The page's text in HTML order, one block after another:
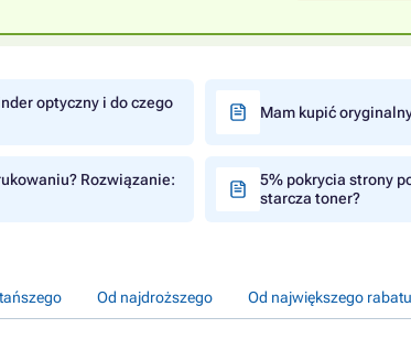
optyczny i do czego
Mam kupić
Rozwiązanie:
5% pokrycia strony
starcza toner?
Od najdroższego Od największego rabatu